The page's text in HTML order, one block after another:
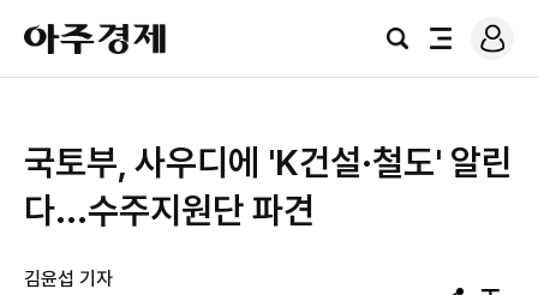
아
주
경
검
전
로
그
국토부, 사우디에 'K건설·철도' 알린
다...수주지원단 파견
김윤섭 기자